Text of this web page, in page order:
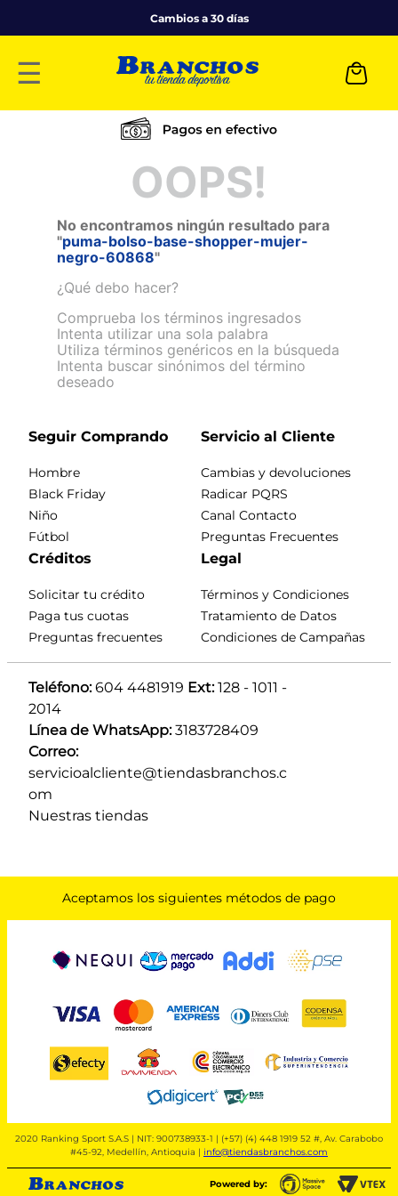
Cambios a 30 días
☰
OOPS!
No encontramos ningún resultado para
"puma-bolso-base-shopper-mujer-
negro-60868"
¿Qué debo hacer?
Comprueba los términos ingresados
Intenta utilizar una sola palabra
Utiliza términos genéricos en la búsqueda
Intenta buscar sinónimos del término
deseado
Seguir Comprando
Hombre
Black Friday
Niño
Fútbol
Servicio al Cliente
Cambias y devoluciones
Radicar PQRS
Canal Contacto
Preguntas Frecuentes
Créditos
Solicitar tu crédito
Paga tus cuotas
Preguntas frecuentes
Legal
Términos y Condiciones
Tratamiento de Datos
Condiciones de Campañas
Teléfono: 604 4481919 Ext: 128 - 1011 -
2014
Línea de WhatsApp: 3183728409
Correo:
servicioalcliente@tiendasbranchos.c
om
Nuestras tiendas
Aceptamos los siguientes métodos de pago
2020 Ranking Sport S.A.S | NIT: 900738933-1 | (+57) (4) 448 1919 52 #, Av. Carabobo
#45-92, Medellín, Antioquia | info@tiendasbranchos.com
Powered by: